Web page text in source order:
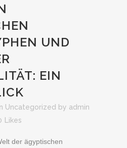
UND
EIN
Uncategorized by admin
Likes
der ägyptischen